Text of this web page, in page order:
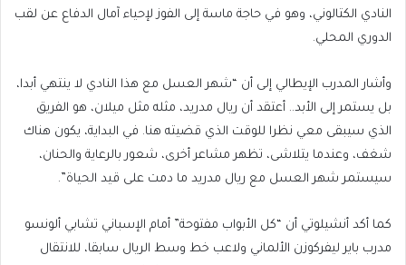
النادي الكتالوني، وهو في حاجة ماسة إلى الفوز لإحياء آمال الدفاع عن لقب
الدوري المحلي.
وأشار المدرب الإيطالي إلى أن “شهر العسل مع هذا النادي لا ينتهي أبدا،
بل يستمر إلى الأبد.. أعتقد أن ريال مدريد، مثله مثل ميلان، هو الفريق
الذي سيبقى معي نظرا للوقت الذي قضيته هنا. في البداية، يكون هناك
شغف، وعندما يتلاشى، تظهر مشاعر أخرى، شعور بالرعاية والحنان،
سيستمر شهر العسل مع ريال مدريد ما دمت على قيد الحياة”.
كما أكد أنشيلوتي أن “كل الأبواب مفتوحة” أمام الإسباني تشابي ألونسو
مدرب باير ليفركوزن الألماني ولاعب خط وسط الريال سابقا، للانتقال